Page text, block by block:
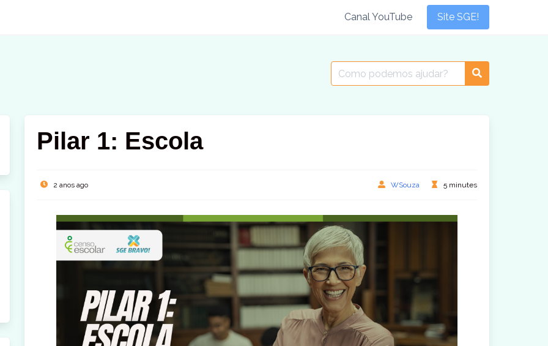
Canal YouTube Site SGE!
Search
for:
Pilar 1: Escola
2 anos ago WSouza 5 minutes